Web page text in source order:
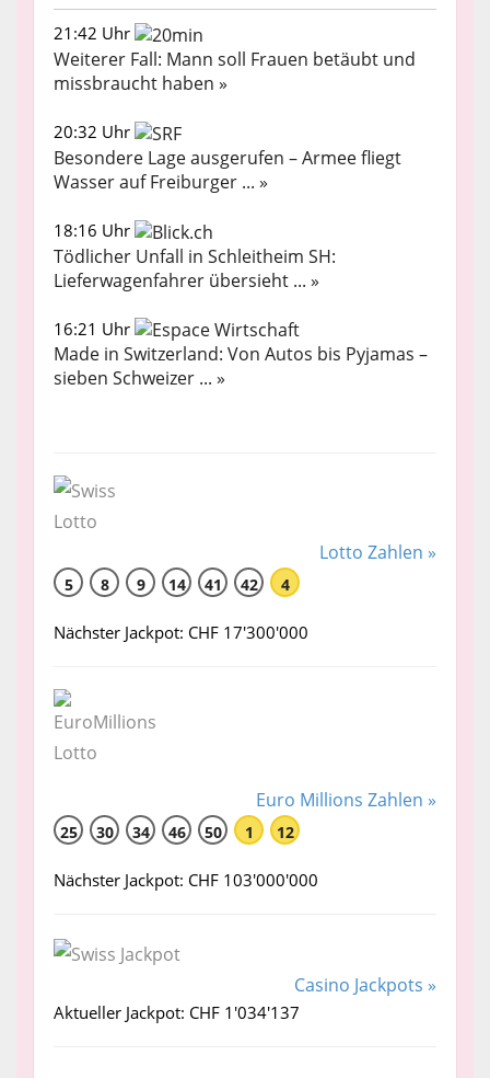
21:42 Uhr
Weiterer Fall: Mann soll Frauen betäubt und
missbraucht haben »
20:32 Uhr
Besondere Lage ausgerufen – Armee fliegt
Wasser auf Freiburger ... »
18:16 Uhr
Tödlicher Unfall in Schleitheim SH:
Lieferwagenfahrer übersieht ... »
16:21 Uhr
Made in Switzerland: Von Autos bis Pyjamas –
sieben Schweizer ... »
Lotto Zahlen »
5 8 9 14 41 42 4
Nächster Jackpot: CHF 17'300'000
Euro Millions Zahlen »
25 30 34 46 50 1 12
Nächster Jackpot: CHF 103'000'000
Casino Jackpots »
Aktueller Jackpot: CHF 1'034'137